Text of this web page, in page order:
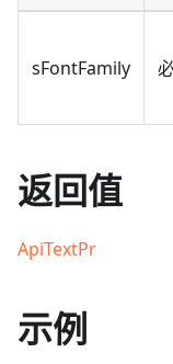
sFontFamily
返回值
ApiTextPr
示例